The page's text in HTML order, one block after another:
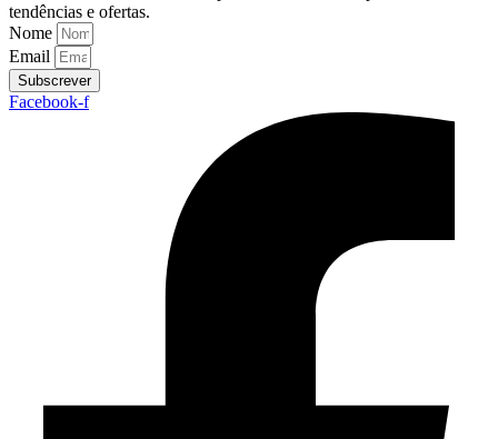
tendências e ofertas.
Nome
Email
Subscrever
Facebook-f